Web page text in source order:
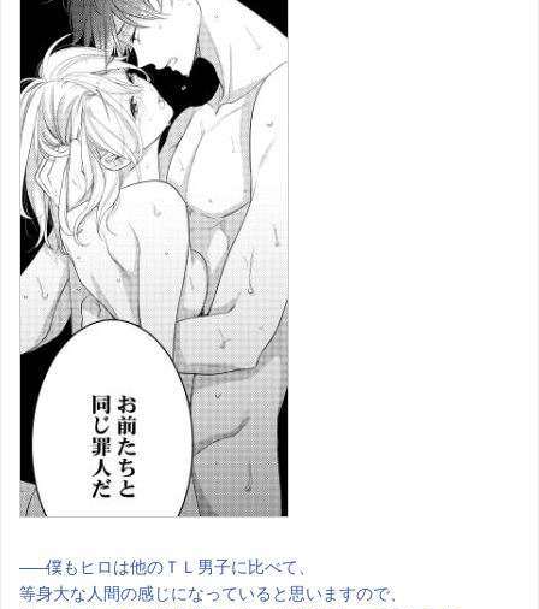
――僕もヒロは他のＴＬ男子に比べて、
等身大な人間の感じになっていると思いますので、